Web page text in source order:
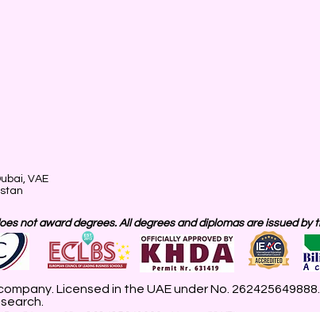
VAE
not award degrees. All degrees and diplomas are issued
Licensed in the UAE under No.